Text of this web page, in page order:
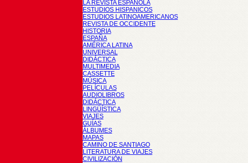
LA REVISTA ESPAÑOLA
ESTUDIOS HISPANICOS
ESTUDIOS LATINOAMERICANOS
REVISTA DE OCCIDENTE
HISTORIA
ESPAÑA
AMÉRICA LATINA
UNIVERSAL
DIDÁCTICA
MULTIMEDIA
CASSETTE
MÚSICA
PELÍCULAS
AUDIOLIBROS
DIDÁCTICA
LINGÜÍSTICA
VIAJES
GUÍAS
ÁLBUMES
MAPAS
CAMINO DE SANTIAGO
LITERATURA DE VIAJES
CIVILIZACIÓN